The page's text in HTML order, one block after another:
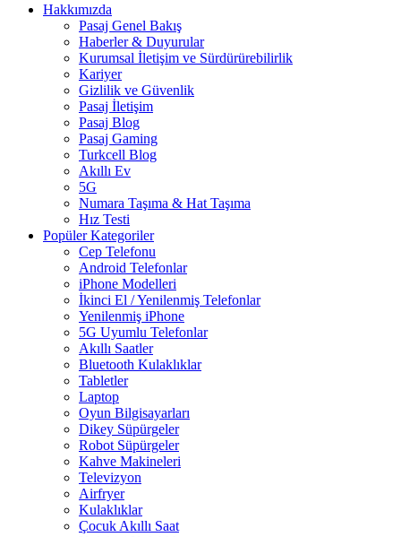
Hakkımızda
Pasaj Genel Bakış
Haberler & Duyurular
Kurumsal İletişim ve Sürdürürebilirlik
Kariyer
Gizlilik ve Güvenlik
Pasaj İletişim
Pasaj Blog
Pasaj Gaming
Turkcell Blog
Akıllı Ev
5G
Numara Taşıma & Hat Taşıma
Hız Testi
Popüler Kategoriler
Cep Telefonu
Android Telefonlar
iPhone Modelleri
İkinci El / Yenilenmiş Telefonlar
Yenilenmiş iPhone
5G Uyumlu Telefonlar
Akıllı Saatler
Bluetooth Kulaklıklar
Tabletler
Laptop
Oyun Bilgisayarları
Dikey Süpürgeler
Robot Süpürgeler
Kahve Makineleri
Televizyon
Airfryer
Kulaklıklar
Çocuk Akıllı Saat